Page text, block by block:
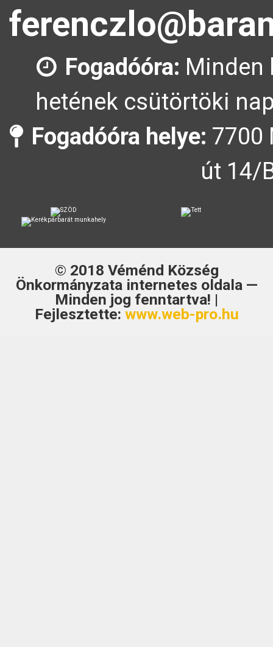
Fogadóóra: Minden
hetének csütörtöki
Fogadóóra helye: 7700
út 14/
© 2018 Véménd Község
Önkormányzatainternetes oldala —
Minden jog fenntartva! |
Fejlesztette: www.web-pro.hu